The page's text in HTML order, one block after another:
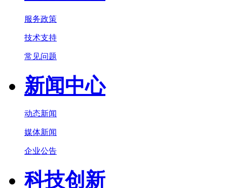
服务政策
技术支持
常见问题
新闻中心
动态新闻
媒体新闻
企业公告
科技创新